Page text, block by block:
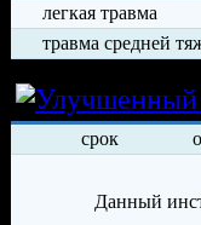
легкая травма
травма средней
срок
Данный